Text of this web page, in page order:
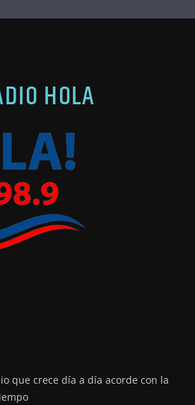
HOLA
que crece día a día acorde con la